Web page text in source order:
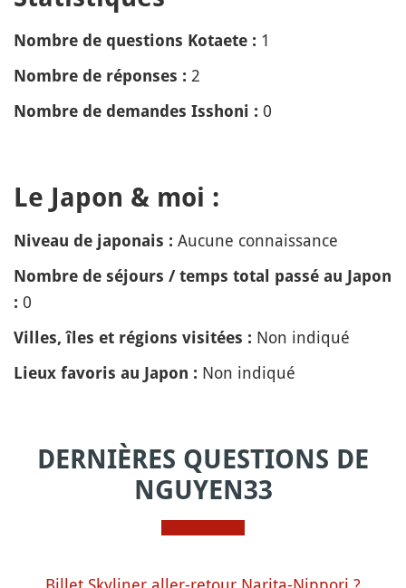
Nombre de questions Kotaete : 1
Nombre de réponses : 2
Nombre de demandes Isshoni : 0
Le Japon & moi :
Niveau de japonais : Aucune connaissance
Nombre de séjours / temps total passé au Japon
: 0
Villes, îles et régions visitées : Non indiqué
Lieux favoris au Japon : Non indiqué
DERNIÈRES QUESTIONS DE
NGUYEN33